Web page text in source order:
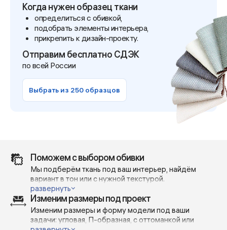
Когда нужен образец ткани
определиться с обивкой,
подобрать элементы интерьера,
прикрепить к дизайн-проекту.
Отправим бесплатно СДЭК
по всей России
Выбрать из 250 образцов
Поможем с выбором обивки
Мы подберём ткань под ваш интерьер, найдём
вариант в тон или с нужной текстурой.
Отправим реальные фото и видео — без фильтров и
при дневном освещении, чтобы вы точно понимали,
как выглядит материал в жизни.
Поможем сделать выбор — с учётом вашей мебели,
проекта или личных предпочтений.
развернуть
Изменим размеры под проект
Изменим размеры и форму модели под ваши
задачи: угловая, П-образная, с оттоманкой или